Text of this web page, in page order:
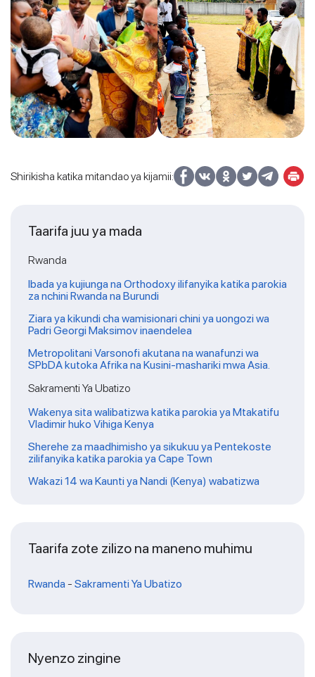
Shirikisha katika mitandao ya kijamii:
Taarifa juu ya mada
Rwanda
Ibada ya kujiunga na Orthodoxy ilifanyika katika parokia
za nchini Rwanda na Burundi
Ziara ya kikundi cha wamisionari chini ya uongozi wa
Padri Georgi Maksimov inaendelea
Metropolitani Varsonofi akutana na wanafunzi wa
SPbDA kutoka Afrika na Kusini-mashariki mwa Asia.
Sakramenti Ya Ubatizo
Wakenya sita walibatizwa katika parokia ya Mtakatifu
Vladimir huko Vihiga Kenya
Sherehe za maadhimisho ya sikukuu ya Pentekoste
zilifanyika katika parokia ya Cape Town
Wakazi 14 wa Kaunti ya Nandi (Kenya) wabatizwa
Taarifa zote zilizo na maneno muhimu
Rwanda - Sakramenti Ya Ubatizo
Nyenzo zingine